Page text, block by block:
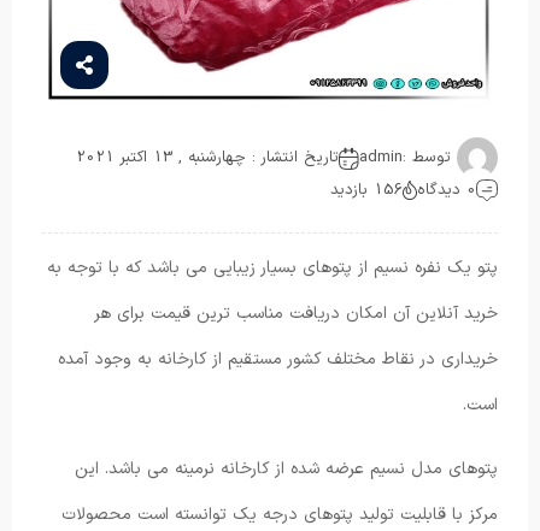
توسط :admin
تاریخ انتشار : چهارشنبه , 13 اکتبر 2021
0 دیدگاه
156 بازدید
پتو یک نفره نسیم از پتوهای بسیار زیبایی می باشد که با توجه به
خرید آنلاین آن امکان دریافت مناسب ترین قیمت برای هر
خریداری در نقاط مختلف کشور مستقیم از کارخانه به وجود آمده
است.
پتوهای مدل نسیم عرضه شده از کارخانه نرمینه می باشد. این
مرکز با قابلیت تولید پتوهای درجه یک توانسته است محصولات